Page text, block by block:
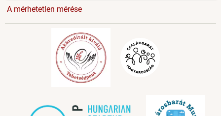
A mérhetetlen mérése
Image
Image